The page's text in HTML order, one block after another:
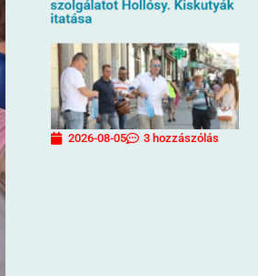
2026-08-05 3 hozzászólás